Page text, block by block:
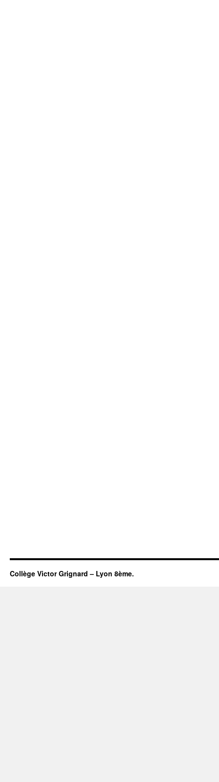
Collège Victor Grignard – Lyon 8ème.